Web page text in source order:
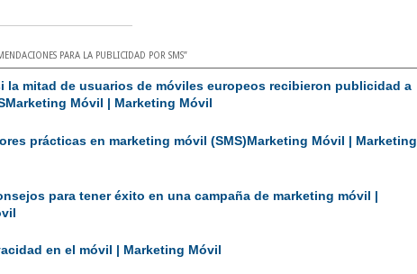
PARA LA PUBLICIDAD POR SMS”
la mitad de usuarios de móviles europeos recibieron publicidad a
Móvil | Marketing Móvil
prácticas en marketing móvil (SMS)Marketing Móvil | Marketing
para tener éxito en una campaña de marketing móvil |
en el móvil | Marketing Móvil